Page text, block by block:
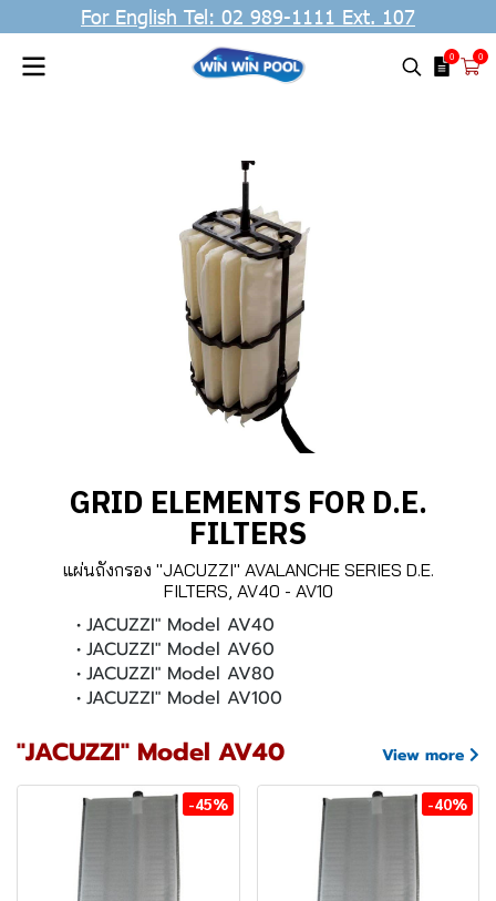
For English Tel: 02 989-1111 Ext. 107
0 0
GRID ELEMENTS FOR D.E.
FILTERS
แผ่นถังกรอง "JACUZZI" AVALANCHE SERIES D.E.
FILTERS, AV40 - AV10
JACUZZI" Model AV40
JACUZZI" Model AV60
JACUZZI" Model AV80
JACUZZI" Model AV100
"JACUZZI" Model AV40 View more
-45% -40%